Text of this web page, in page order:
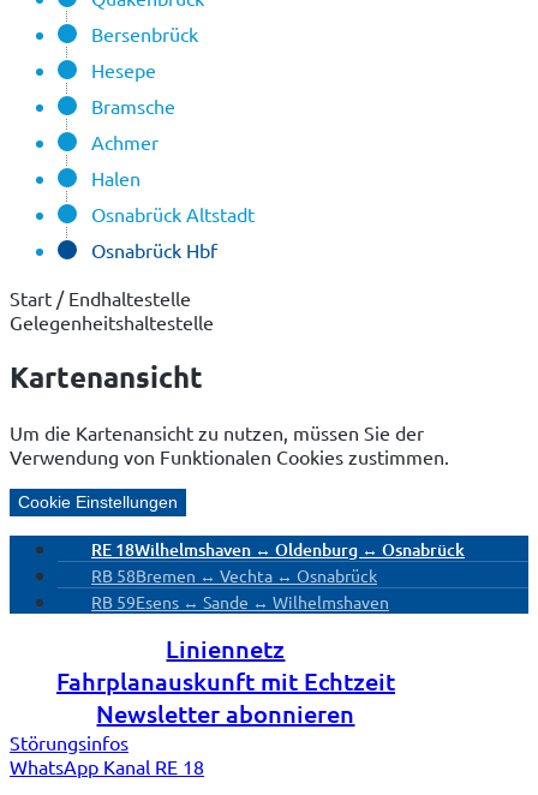
Bersenbrück
Hesepe
Bramsche
Achmer
Halen
Osnabrück Altstadt
Osnabrück Hbf
Start / Endhaltestelle
Gelegenheitshaltestelle
Kartenansicht
Um die Kartenansicht zu nutzen, müssen Sie der
Verwendung von Funktionalen Cookies zustimmen.
Cookie Einstellungen
RE 18Wilhelmshaven ↔ Oldenburg ↔ Osnabrück
RB 58Bremen ↔ Vechta ↔ Osnabrück
RB 59Esens ↔ Sande ↔ Wilhelmshaven
Liniennetz
Fahrplanauskunft mit Echtzeit
Newsletter abonnieren
Störungsinfos
WhatsApp Kanal RE 18